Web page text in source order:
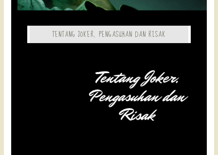
TENTANG JOKER, PENGASUHAN DAN RISAK